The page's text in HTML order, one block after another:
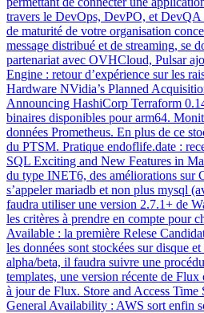
travers le DevOps, DevPO, et DevQA
de maturité de votre organisation
message distribué et de streaming,
partenariat avec OVHCloud, Pulsar
Engine : retour d’expérience sur les
Hardware NVidia’s Planned
Announcing HashiCorp Terraform
binaires disponibles pour arm64.
données Prometheus. En plus de ce
du PTSM. Pratique endoflife.date :
SQL Exciting and New Features in
du type INET6, des améliorations sur
s’appeler mariadb et non plus mysql
faudra utiliser une version 2.7.1+ de
les critères à prendre en compte pour
Available : la première Relese
les données sont stockées sur disque
alpha/beta, il faudra suivre une
templates, une version récente de
à jour de Flux. Store and Access
General Availability : AWS sort enfin